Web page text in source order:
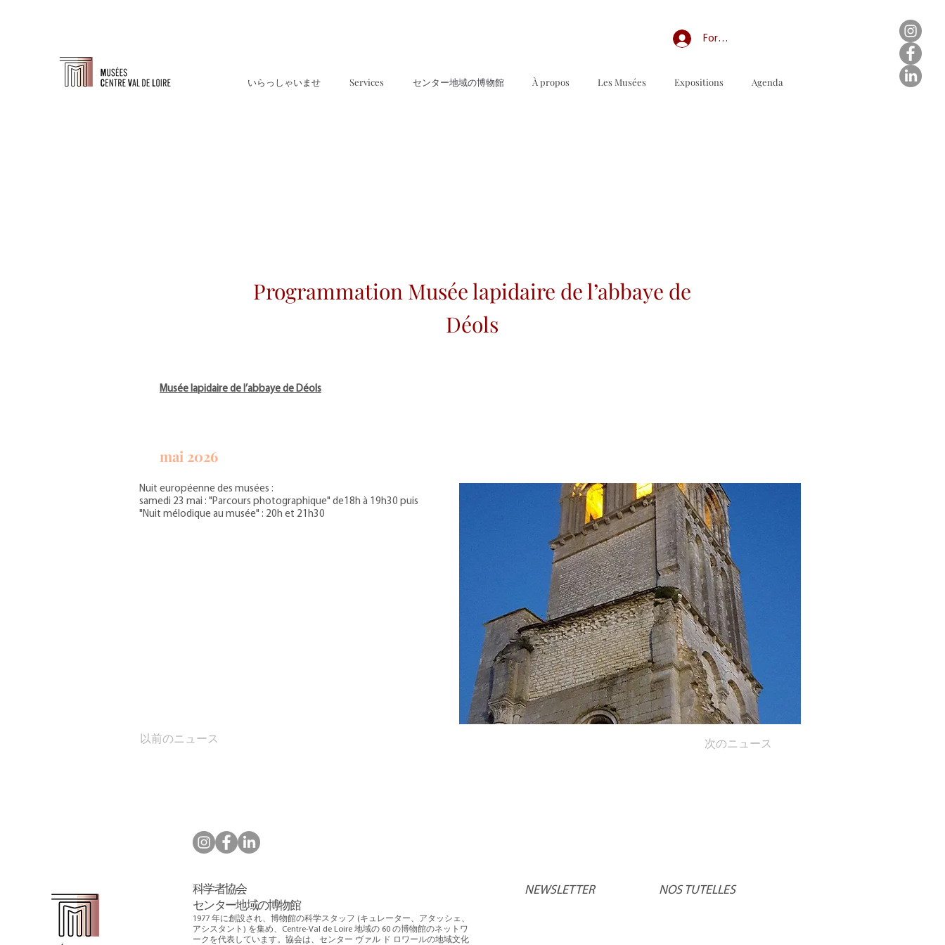
Forum professionnel/My Groups
いらっしゃいませ Services センター地域の博物館 À propos Les Musées Expositions Agenda
Programmation Musée lapidaire de l’abbaye de
Déols
Musée lapidaire de l’abbaye de Déols
mai 2026
Nuit européenne des musées :
samedi 23 mai : "Parcours photographique" de18h à 19h30 puis
"Nuit mélodique au musée" : 20h et 21h30
以前のニュース 次のニュース
科学者協会
センター地域の博物館
1977 年に創設され、博物館の科学スタッフ (キュレーター、アタッシェ、
アシスタント) を集め、Centre-Val de Loire 地域の 60 の博物館のネットワ
ークを代表しています。協会は、センター ヴァル ド ロワールの地域文化
NEWSLETTER NOS TUTELLES